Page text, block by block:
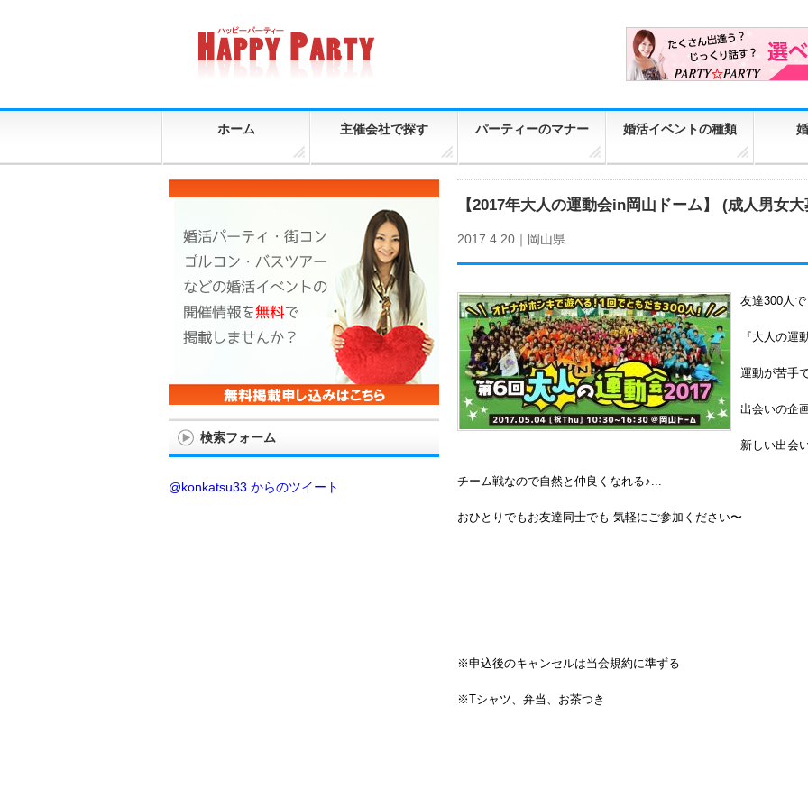
ホーム 主催会社で探す パーティーのマナー 婚活イベントの種類
【2017年大人の運動会in岡山ドーム】 (成人男女
2017.4.20｜ 岡山県
友達300人で
『大人の運
運動が苦手
出会いの企
新しい出会
チーム戦なので自然と仲良くなれる♪...
おひとりでもお友達同士でも 気軽にご参加ください〜
※申込後のキャンセルは当会規約に準ずる
※Tシャツ、弁当、お茶つき
検索フォーム
@konkatsu33 からのツイート